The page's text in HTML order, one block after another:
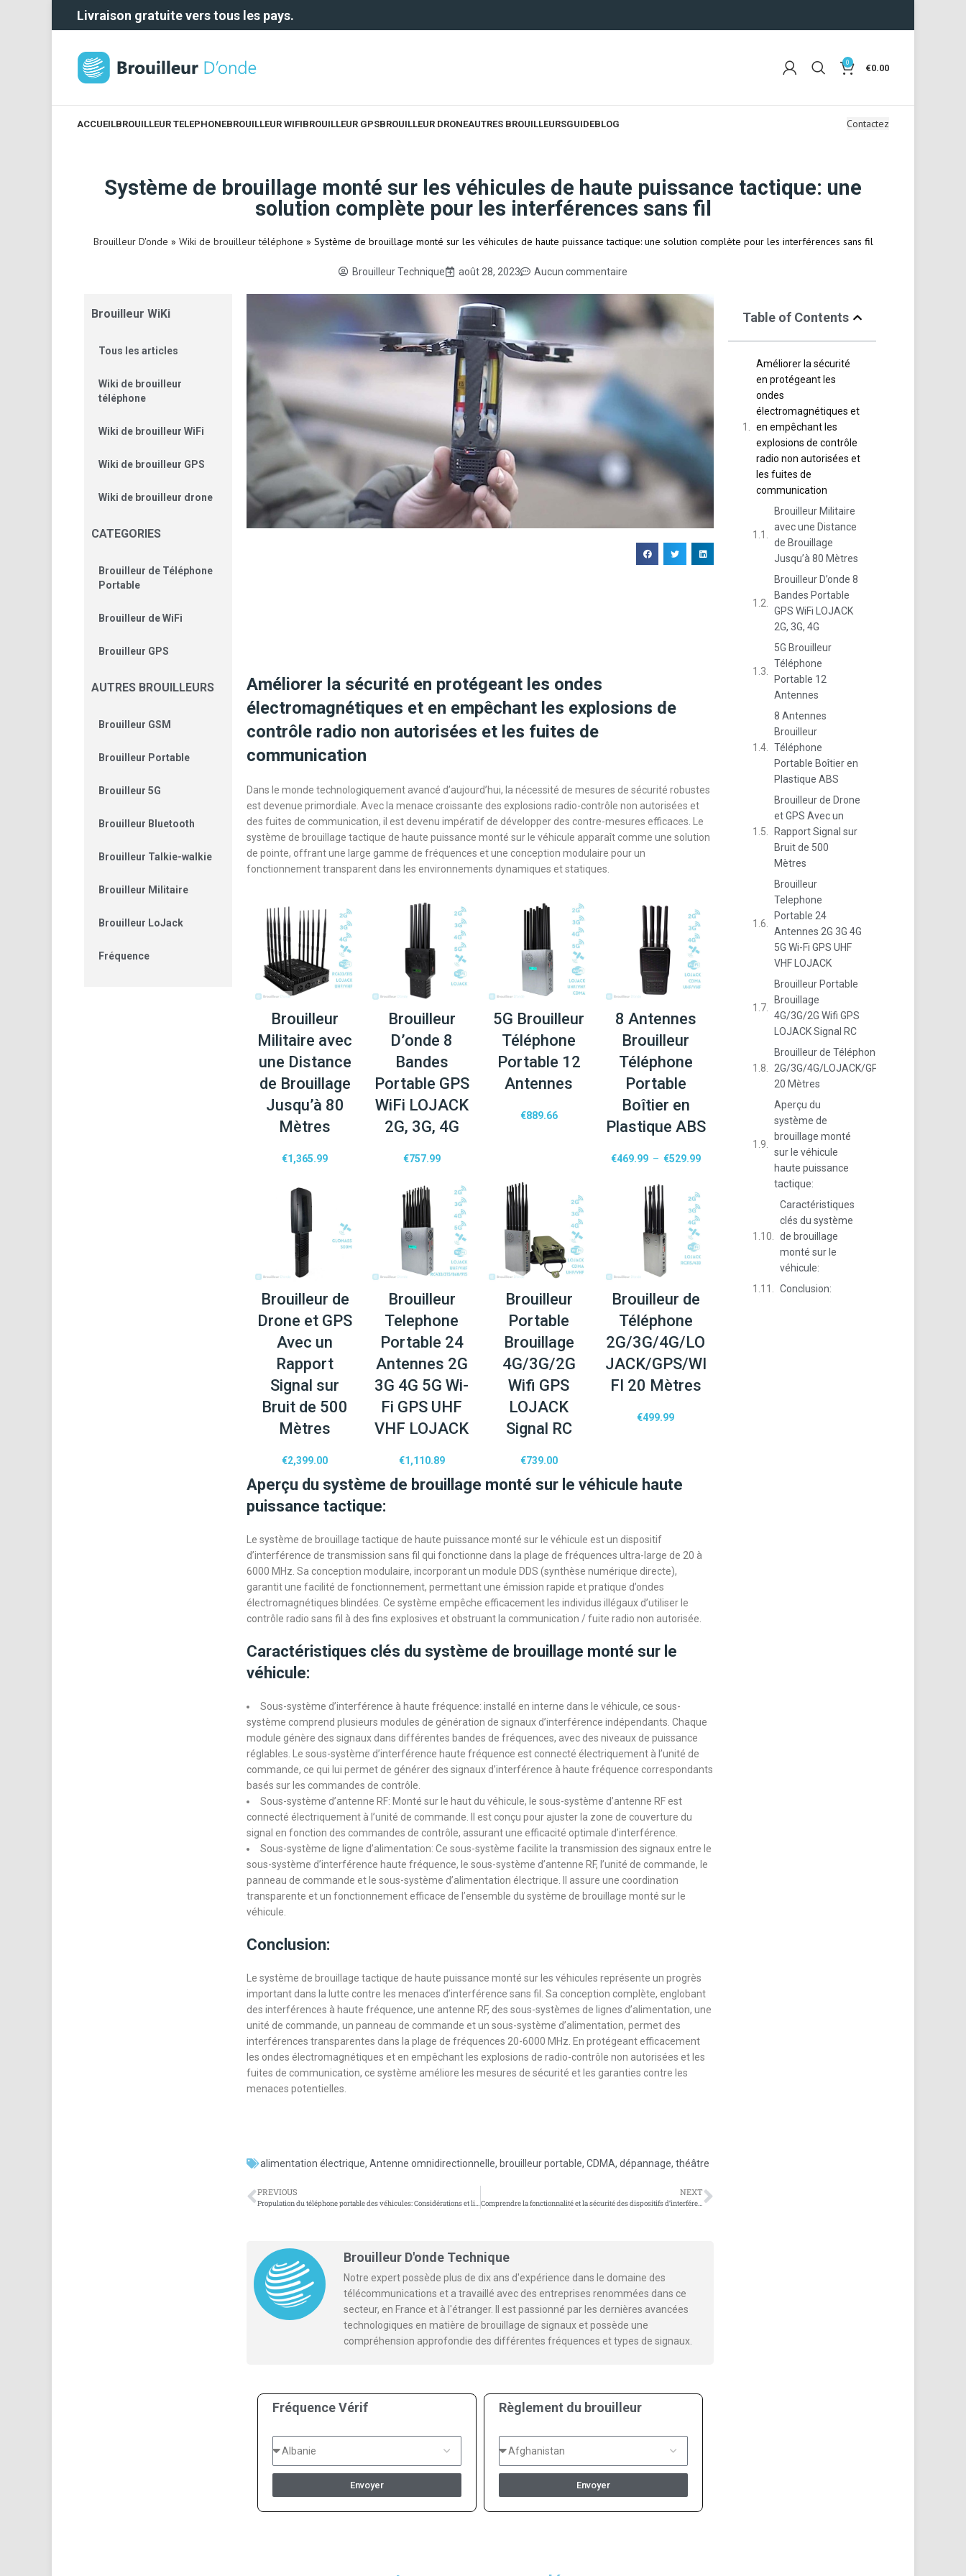
Livraison gratuite vers tous les pays.
0 €0.00
ACCUEILBROUILLEUR TELEPHONEBROUILLEUR WIFIBROUILLEUR GPSBROUILLEUR DRONEAUTRES BROUILLEURSGUIDEBLOG Contactez
Système de brouillage monté sur les véhicules de haute puissance tactique: une
solution complète pour les interférences sans fil
Brouilleur D'onde » Wiki de brouilleur téléphone » Système de brouillage monté sur les véhicules de haute puissance tactique: une solution complète pour les interférences sans fil
Brouilleur Technique août 28, 2023 Aucun commentaire
Brouilleur WiKi
Tous les articles
Wiki de brouilleur
téléphone
Wiki de brouilleur WiFi
Wiki de brouilleur GPS
Wiki de brouilleur drone
CATEGORIES
Brouilleur de Téléphone
Portable
Brouilleur de WiFi
Brouilleur GPS
AUTRES BROUILLEURS
Brouilleur GSM
Brouilleur Portable
Brouilleur 5G
Brouilleur Bluetooth
Brouilleur Talkie-walkie
Brouilleur Militaire
Brouilleur LoJack
Fréquence
Améliorer la sécurité en protégeant les ondes
électromagnétiques et en empêchant les explosions de
contrôle radio non autorisées et les fuites de
communication
Dans le monde technologiquement avancé d’aujourd’hui, la nécessité de mesures de sécurité robustes
est devenue primordiale. Avec la menace croissante des explosions radio-contrôle non autorisées et
des fuites de communication, il est devenu impératif de développer des contre-mesures efficaces. Le
système de brouillage tactique de haute puissance monté sur le véhicule apparaît comme une solution
de pointe, offrant une large gamme de fréquences et une conception modulaire pour un
fonctionnement transparent dans les environnements dynamiques et statiques.
Brouilleur
Militaire avec
une Distance
de Brouillage
Jusqu’à 80
Mètres
€1,365.99
Brouilleur
D’onde 8
Bandes
Portable GPS
WiFi LOJACK
2G, 3G, 4G
€757.99
5G Brouilleur
Téléphone
Portable 12
Antennes
€889.66
8 Antennes
Brouilleur
Téléphone
Portable
Boîtier en
Plastique ABS
€469.99 – €529.99
Brouilleur de
Drone et GPS
Avec un
Rapport
Signal sur
Bruit de 500
Mètres
€2,399.00
Brouilleur
Telephone
Portable 24
Antennes 2G
3G 4G 5G Wi-
Fi GPS UHF
VHF LOJACK
€1,110.89
Brouilleur
Portable
Brouillage
4G/3G/2G
Wifi GPS
LOJACK
Signal RC
€739.00
Brouilleur de
Téléphone
2G/3G/4G/LO
JACK/GPS/WI
FI 20 Mètres
€499.99
Aperçu du système de brouillage monté sur le véhicule haute
puissance tactique:
Le système de brouillage tactique de haute puissance monté sur le véhicule est un dispositif
d’interférence de transmission sans fil qui fonctionne dans la plage de fréquences ultra-large de 20 à
6000 MHz. Sa conception modulaire, incorporant un module DDS (synthèse numérique directe),
garantit une facilité de fonctionnement, permettant une émission rapide et pratique d’ondes
électromagnétiques blindées. Ce système empêche efficacement les individus illégaux d’utiliser le
contrôle radio sans fil à des fins explosives et obstruant la communication / fuite radio non autorisée.
Caractéristiques clés du système de brouillage monté sur le
véhicule:
Sous-système d’interférence à haute fréquence: installé en interne dans le véhicule, ce sous-
système comprend plusieurs modules de génération de signaux d’interférence indépendants. Chaque
module génère des signaux dans différentes bandes de fréquences, avec des niveaux de puissance
réglables. Le sous-système d’interférence haute fréquence est connecté électriquement à l’unité de
commande, ce qui lui permet de générer des signaux d’interférence à haute fréquence correspondants
basés sur les commandes de contrôle.
Sous-système d’antenne RF: Monté sur le haut du véhicule, le sous-système d’antenne RF est
connecté électriquement à l’unité de commande. Il est conçu pour ajuster la zone de couverture du
signal en fonction des commandes de contrôle, assurant une efficacité optimale d’interférence.
Sous-système de ligne d’alimentation: Ce sous-système facilite la transmission des signaux entre le
sous-système d’interférence haute fréquence, le sous-système d’antenne RF, l’unité de commande, le
panneau de commande et le sous-système d’alimentation électrique. Il assure une coordination
transparente et un fonctionnement efficace de l’ensemble du système de brouillage monté sur le
véhicule.
Conclusion:
Le système de brouillage tactique de haute puissance monté sur les véhicules représente un progrès
important dans la lutte contre les menaces d’interférence sans fil. Sa conception complète, englobant
des interférences à haute fréquence, une antenne RF, des sous-systèmes de lignes d’alimentation, une
unité de commande, un panneau de commande et un sous-système d’alimentation, permet des
interférences transparentes dans la plage de fréquences 20-6000 MHz. En protégeant efficacement
les ondes électromagnétiques et en empêchant les explosions de radio-contrôle non autorisées et les
fuites de communication, ce système améliore les mesures de sécurité et les garanties contre les
menaces potentielles.
alimentation électrique, Antenne omnidirectionnelle, brouilleur portable, CDMA, dépannage, théâtre
PREVIOUS
Propulation du téléphone portable des véhicules: Considérations et limitations
NEXT
Comprendre la fonctionnalité et la sécurité des dispositifs d’interférence de la bande complète
Brouilleur D'onde Technique
Notre expert possède plus de dix ans d'expérience dans le domaine des
télécommunications et a travaillé avec des entreprises renommées dans ce
secteur, en France et à l'étranger. Il est passionné par les dernières avancées
technologiques en matière de brouillage de signaux et possède une
compréhension approfondie des différentes fréquences et types de signaux.
Fréquence Vérif
Envoyer
Règlement du brouilleur
Envoyer
Table of Contents
Améliorer la sécurité
en protégeant les
ondes
électromagnétiques et
en empêchant les
explosions de contrôle
radio non autorisées et
les fuites de
communication
Brouilleur Militaire
avec une Distance
de Brouillage
Jusqu’à 80 Mètres
Brouilleur D’onde 8
Bandes Portable
GPS WiFi LOJACK
2G, 3G, 4G
5G Brouilleur
Téléphone
Portable 12
Antennes
8 Antennes
Brouilleur
Téléphone
Portable Boîtier en
Plastique ABS
Brouilleur de Drone
et GPS Avec un
Rapport Signal sur
Bruit de 500
Mètres
Brouilleur
Telephone
Portable 24
Antennes 2G 3G 4G
5G Wi-Fi GPS UHF
VHF LOJACK
Brouilleur Portable
Brouillage
4G/3G/2G Wifi GPS
LOJACK Signal RC
Brouilleur de Téléphone
2G/3G/4G/LOJACK/GPS/WIFI
20 Mètres
Aperçu du
système de
brouillage monté
sur le véhicule
haute puissance
tactique:
Caractéristiques
clés du système
de brouillage
monté sur le
véhicule:
Conclusion: